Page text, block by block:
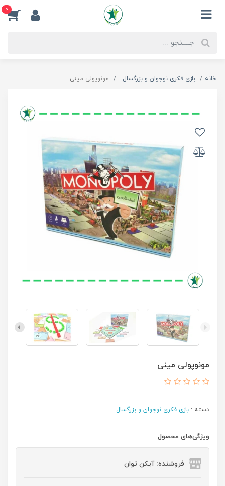
0
خانه بازی فکری نوجوان و بزرگسال مونوپولی مینی
مونوپولی مینی
دسته : بازی فکری نوجوان و بزرگسال
ویژگی‌های محصول
فروشنده: آیکن توان